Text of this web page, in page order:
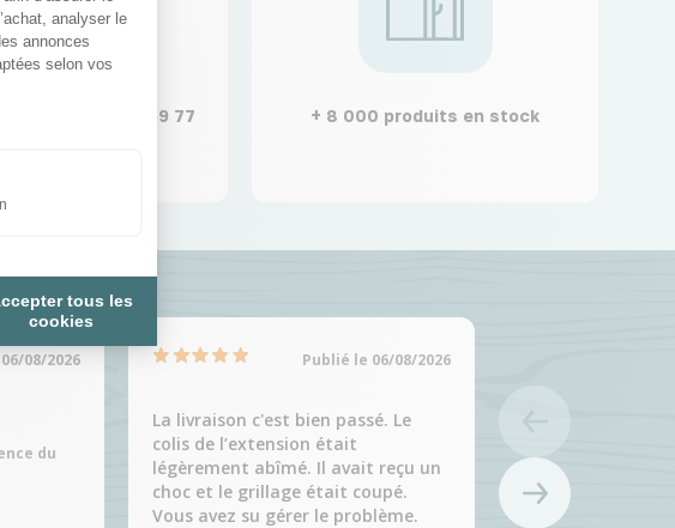
analyser le
annonces
selon vos
tous les
cookies
au 02 52 59 77
+ 8 000 produits en stock
08/2026
du
Publié le 06/08/2026
La livraison c'est bien passé. Le
colis de l’extension était
légèrement abîmé. Il avait reçu un
choc et le grillage était coupé.
Vous avez su gérer le problème.
Produit
Nadine A, suite à
22/07/2026